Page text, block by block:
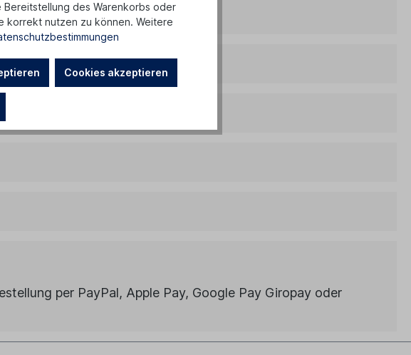
per PayPal, Apple Pay, Google Pay Giropay oder
Bereitstellung des Warenkorbs oder
korrekt nutzen zu können. Weitere
Cookies akzeptieren